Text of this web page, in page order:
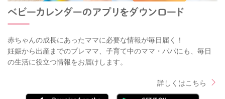
よろしくお願い致します。
赤ちゃんの成長にあったママに必要な情報が毎日届く！
妊娠から出産までのプレママ、子育て中のママ・パパにも、毎日
の生活に役立つ情報をお届けします。
詳しくはこちら